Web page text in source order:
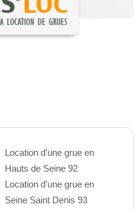
Location d'une grue en
Hauts de Seine 92
Location d'une grue en
Seine Saint Denis 93